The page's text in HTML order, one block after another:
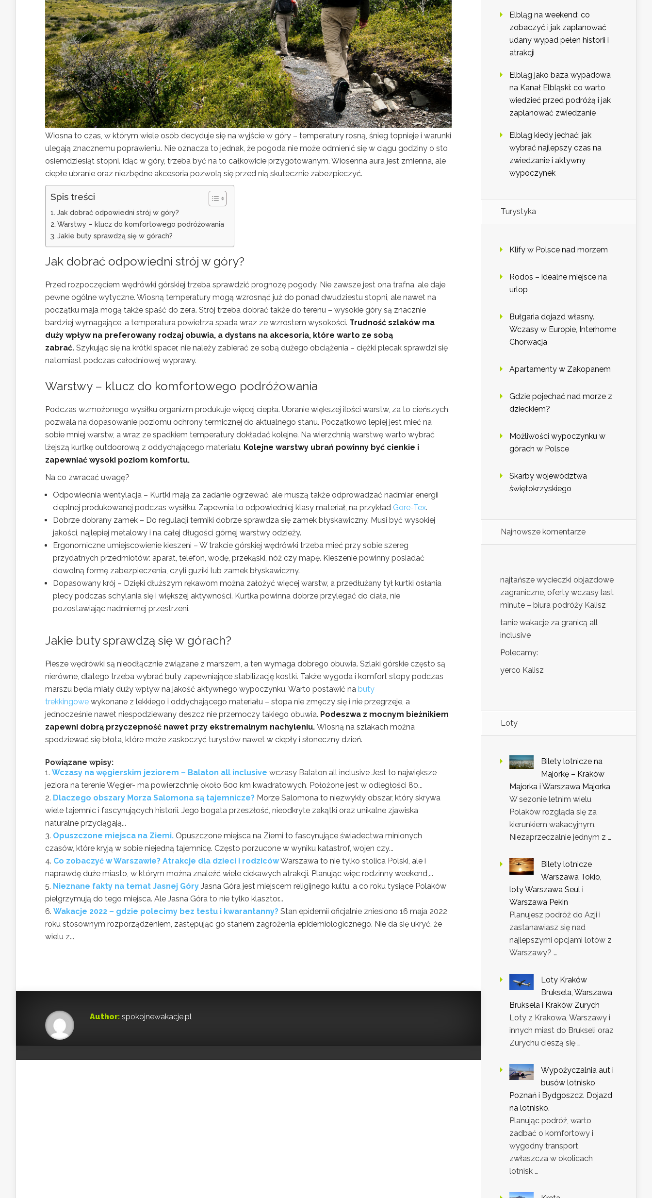
Wiosna to czas, w którym wiele osób decyduje się na wyjście w góry – temperatury rosną, śnieg topnieje i warunki
ulegają znacznemu poprawieniu. Nie oznacza to jednak, że pogoda nie może odmienić się w ciągu godziny o sto
osiemdziesiąt stopni. Idąc w góry, trzeba być na to całkowicie przygotowanym. Wiosenna aura jest zmienna, ale
ciepłe ubranie oraz niezbędne akcesoria pozwolą się przed nią skutecznie zabezpieczyć.
Spis treści
Jak dobrać odpowiedni strój w góry?
Warstwy – klucz do komfortowego podróżowania
Jakie buty sprawdzą się w górach?
Jak dobrać odpowiedni strój w góry?
Przed rozpoczęciem wędrówki górskiej trzeba sprawdzić prognozę pogody. Nie zawsze jest ona trafna, ale daje
pewne ogólne wytyczne. Wiosną temperatury mogą wzrosnąć już do ponad dwudziestu stopni, ale nawet na
początku maja mogą także spaść do zera. Strój trzeba dobrać także do terenu – wysokie góry są znacznie
bardziej wymagające, a temperatura powietrza spada wraz ze wzrostem wysokości. Trudność szlaków ma
duży wpływ na preferowany rodzaj obuwia, a dystans na akcesoria, które warto ze sobą
zabrać. Szykując się na krótki spacer, nie należy zabierać ze sobą dużego obciążenia – ciężki plecak sprawdzi się
natomiast podczas całodniowej wyprawy.
Warstwy – klucz do komfortowego podróżowania
Podczas wzmożonego wysiłku organizm produkuje więcej ciepła. Ubranie większej ilości warstw, za to cieńszych,
pozwala na dopasowanie poziomu ochrony termicznej do aktualnego stanu. Początkowo lepiej jest mieć na
sobie mniej warstw, a wraz ze spadkiem temperatury dokładać kolejne. Na wierzchnią warstwę warto wybrać
lżejszą kurtkę outdoorową z oddychającego materiału. Kolejne warstwy ubrań powinny być cienkie i
zapewniać wysoki poziom komfortu.
Na co zwracać uwagę?
Odpowiednia wentylacja – Kurtki mają za zadanie ogrzewać, ale muszą także odprowadzać nadmiar energii
cieplnej produkowanej podczas wysiłku. Zapewnia to odpowiedniej klasy materiał, na przykład Gore-Tex.
Dobrze dobrany zamek – Do regulacji termiki dobrze sprawdza się zamek błyskawiczny. Musi być wysokiej
jakości, najlepiej metalowy i na całej długości górnej warstwy odzieży.
Ergonomiczne umiejscowienie kieszeni – W trakcie górskiej wędrówki trzeba mieć przy sobie szereg
przydatnych przedmiotów: aparat, telefon, wodę, przekąski, nóż czy mapę. Kieszenie powinny posiadać
dowolną formę zabezpieczenia, czyli guziki lub zamek błyskawiczny.
Dopasowany krój – Dzięki dłuższym rękawom można założyć więcej warstw, a przedłużany tył kurtki osłania
plecy podczas schylania się i większej aktywności. Kurtka powinna dobrze przylegać do ciała, nie
pozostawiając nadmiernej przestrzeni.
Jakie buty sprawdzą się w górach?
Piesze wędrówki są nieodłącznie związane z marszem, a ten wymaga dobrego obuwia. Szlaki górskie często są
nierówne, dlatego trzeba wybrać buty zapewniające stabilizację kostki. Także wygoda i komfort stopy podczas
marszu będą miały duży wpływ na jakość aktywnego wypoczynku. Warto postawić na buty
trekkingowe wykonane z lekkiego i oddychającego materiału – stopa nie zmęczy się i nie przegrzeje, a
jednocześnie nawet niespodziewany deszcz nie przemoczy takiego obuwia. Podeszwa z mocnym bieżnikiem
zapewni dobrą przyczepność nawet przy ekstremalnym nachyleniu. Wiosną na szlakach można
spodziewać się błota, które może zaskoczyć turystów nawet w ciepły i słoneczny dzień.
Powiązane wpisy:
Wczasy na węgierskim jeziorem – Balaton all inclusive wczasy Balaton all inclusive Jest to największe
jeziora na terenie Węgier- ma powierzchnię około 600 km kwadratowych. Położone jest w odległości 80...
Dlaczego obszary Morza Salomona są tajemnicze? Morze Salomona to niezwykły obszar, który skrywa
wiele tajemnic i fascynujących historii. Jego bogata przeszłość, nieodkryte zakątki oraz unikalne zjawiska
naturalne przyciągają...
Opuszczone miejsca na Ziemi. Opuszczone miejsca na Ziemi to fascynujące świadectwa minionych
czasów, które kryją w sobie niejedną tajemnicę. Często porzucone w wyniku katastrof, wojen czy...
Co zobaczyć w Warszawie? Atrakcje dla dzieci i rodzicówWarszawa to nie tylko stolica Polski, ale i
naprawdę duże miasto, w którym można znaleźć wiele ciekawych atrakcji. Planując więc rodzinny weekend,...
Nieznane fakty na temat Jasnej Góry Jasna Góra jest miejscem religijnego kultu, a co roku tysiące Polaków
pielgrzymują do tego miejsca. Ale Jasna Góra to nie tylko klasztor...
Wakacje 2022 – gdzie polecimy bez testu i kwarantanny? Stan epidemii oficjalnie zniesiono 16 maja 2022
roku stosownym rozporządzeniem, zastępując go stanem zagrożenia epidemiologicznego. Nie da się ukryć, że
wielu z...
Author: spokojnewakacje.pl
Elbląg na weekend: co
zobaczyć i jak zaplanować
udany wypad pełen historii i
atrakcji
Elbląg jako baza wypadowa
na Kanał Elbląski: co warto
wiedzieć przed podróżą i jak
zaplanować zwiedzanie
Elbląg kiedy jechać: jak
wybrać najlepszy czas na
zwiedzanie i aktywny
wypoczynek
Turystyka
Klify w Polsce nad morzem
Rodos – idealne miejsce na
urlop
Bułgaria dojazd własny.
Wczasy w Europie, Interhome
Chorwacja
Apartamenty w Zakopanem
Gdzie pojechać nad morze z
dzieckiem?
Możliwości wypoczynku w
górach w Polsce
Skarby województwa
świętokrzyskiego
Najnowsze komentarze
najtańsze wycieczki objazdowe
zagraniczne, oferty wczasy last
minute – biura podróży Kalisz
tanie wakacje za granicą all
inclusive
Polecamy:
yerco Kalisz
Loty
Bilety lotnicze na
Majorkę – Kraków
Majorka i Warszawa Majorka
W sezonie letnim wielu
Polaków rozgląda się za
kierunkiem wakacyjnym.
Niezaprzeczalnie jednym z …
Bilety lotnicze
Warszawa Tokio,
loty Warszawa Seul i
Warszawa Pekin
Planujesz podróż do Azji i
zastanawiasz się nad
najlepszymi opcjami lotów z
Warszawy? …
Loty Kraków
Bruksela, Warszawa
Bruksela i Kraków Zurych
Loty z Krakowa, Warszawy i
innych miast do Brukseli oraz
Zurychu cieszą się …
Wypożyczalnia aut i
busów lotnisko
Poznań i Bydgoszcz. Dojazd
na lotnisko.
Planując podróż, warto
zadbać o komfortowy i
wygodny transport,
zwłaszcza w okolicach
lotnisk …